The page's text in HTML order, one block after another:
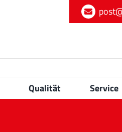
Qualität Service